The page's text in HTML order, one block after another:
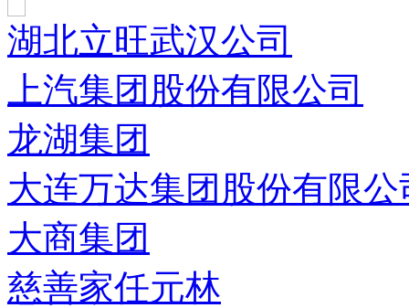
湖北立旺武汉公司
上汽集团股份有限公司
龙湖集团
大连万达集团股份有限公
大商集团
慈善家任元林